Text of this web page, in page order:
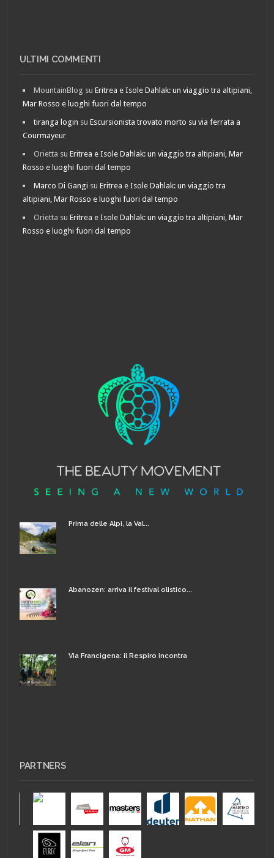
ULTIMI COMMENTI
MountainBlog suEritrea e Isole Dahlak: un viaggio tra altipiani,
Mar Rosso e luoghi fuori dal tempo
tiranga login suEscursionista trovato morto su via ferrata a
Courmayeur
Orietta suEritrea e Isole Dahlak: un viaggio tra altipiani, Mar
Rosso e luoghi fuori dal tempo
Marco Di Gangi suEritrea e Isole Dahlak: un viaggio tra
altipiani, Mar Rosso e luoghi fuori dal tempo
Orietta suEritrea e Isole Dahlak: un viaggio tra altipiani, Mar
Rosso e luoghi fuori dal tempo
Prima delle Alpi, la Val...
Abanozen: arriva il festival olistico...
Via Francigena: il Respiro incontra
PARTNERS